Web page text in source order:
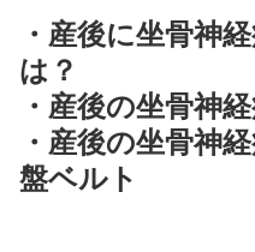
・産後に坐骨神
は？
・産後の坐骨神
・産後の坐骨神
盤ベルト